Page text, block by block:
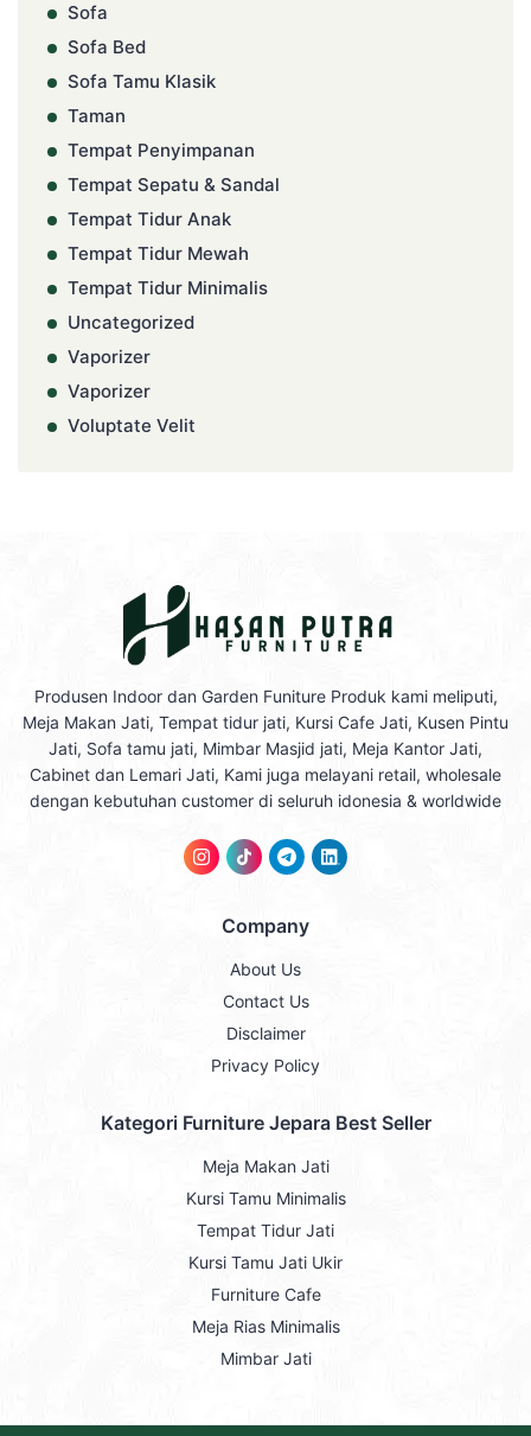
Sofa
Sofa Bed
Sofa Tamu Klasik
Taman
Tempat Penyimpanan
Tempat Sepatu & Sandal
Tempat Tidur Anak
Tempat Tidur Mewah
Tempat Tidur Minimalis
Uncategorized
Vaporizer
Vaporizer
Voluptate Velit
Produsen Indoor dan Garden Funiture Produk kami meliputi,
Meja Makan Jati, Tempat tidur jati, Kursi Cafe Jati, Kusen Pintu
Jati, Sofa tamu jati, Mimbar Masjid jati, Meja Kantor Jati,
Cabinet dan Lemari Jati, Kami juga melayani retail, wholesale
dengan kebutuhan customer di seluruh idonesia & worldwide
Company
About Us
Contact Us
Disclaimer
Privacy Policy
Kategori Furniture Jepara Best Seller
Meja Makan Jati
Kursi Tamu Minimalis
Tempat Tidur Jati
Kursi Tamu Jati Ukir
Furniture Cafe
Meja Rias Minimalis
Mimbar Jati